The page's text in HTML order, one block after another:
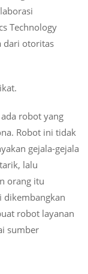
Technology
dari otoritas
robot yang
Robot ini tidak
gejala-gejala
lalu
orang itu
dikembangkan
robot layanan
sumber